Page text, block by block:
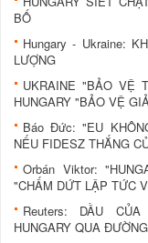
BỐ
Hungary - Ukraine:
LƯỢNG
UKRAINE "BẢO VỆ
HUNGARY "BẢO VỆ
Báo Đức: "EU
NẾU FIDESZ THẮNG
Orbán Viktor:
"CHẤM DỨT LẬP TỨC
Reuters: DẦU
HUNGARY QUA